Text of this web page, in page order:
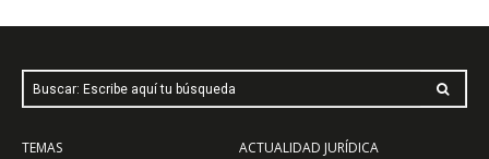
Buscar: Escribe aquí tu búsqueda
TEMAS
ACTUALIDAD JURÍDICA